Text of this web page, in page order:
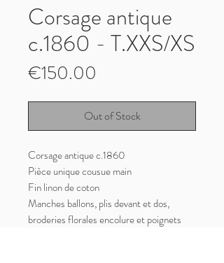
Corsage antique
c.1860 - T.XXS/XS
€150.00
Out of Stock
Corsage antique c.1860
Pièce unique cousue main
Fin linon de coton
Manches ballons, plis devant et dos,
broderies florales encolure et poignets